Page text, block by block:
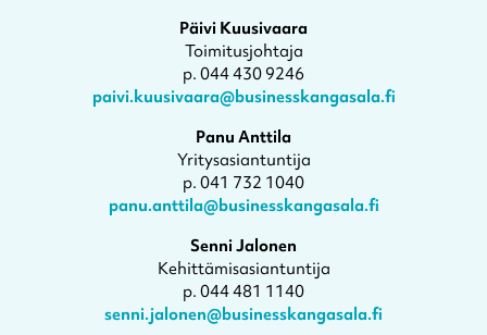
Päivi Kuusivaara
Toimitusjohtaja
p. 044 430 9246
paivi.kuusivaara@businesskangasala.fi
Panu Anttila
Yritysasiantuntija
p. 041 732 1040
panu.anttila@businesskangasala.fi
Senni Jalonen
Kehittämisasiantuntija
p. 044 481 1140
senni.jalonen@businesskangasala.fi